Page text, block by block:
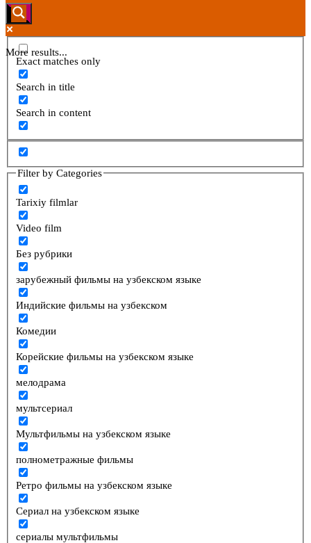
More results...
Exact matches only
Search in title
Search in content
Filter by Categories
Tarixiy filmlar
Video film
Без рубрики
зарубежный фильмы на узбекском языке
Индийские фильмы на узбекском
Комедии
Корейские фильмы на узбекском языке
мелодрама
мультсериал
Мультфильмы на узбекском языке
полнометражные фильмы
Ретро фильмы на узбекском языке
Сериал на узбекском языке
сериалы мультфильмы